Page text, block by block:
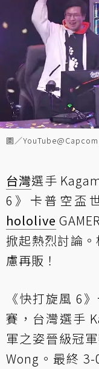
圖／
台灣選手
6》卡普空盃
hololive
掀起熱烈討論
慮再販！
《快打旋風 6
賽，台灣選手
軍之姿晉級冠
Wong。最終